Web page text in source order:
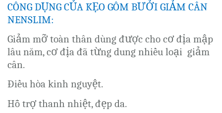
CÔNG DỤNG CỦA KẸO GÔM BƯỞI GIẢM CÂN
NENSLIM:
Giảm mỡ toàn thân dùng được cho cơ địa mập
lâu năm, cơ địa đã từng dung nhiều loại giảm
cân.
Điều hòa kinh nguyệt.
Hỗ trợ thanh nhiệt, đẹp da.